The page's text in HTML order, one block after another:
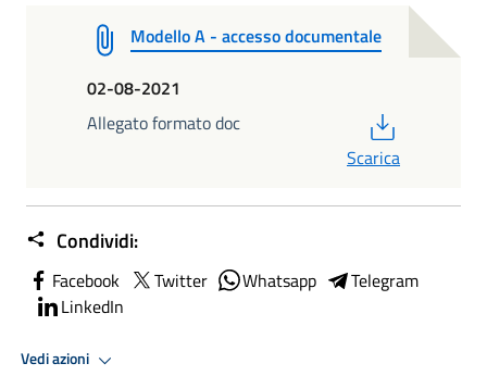
Modello A - accesso documentale
02-08-2021
Allegato formato doc
Scarica
Condividi:
Facebook Twitter Whatsapp
Telegram
LinkedIn
Vedi azioni